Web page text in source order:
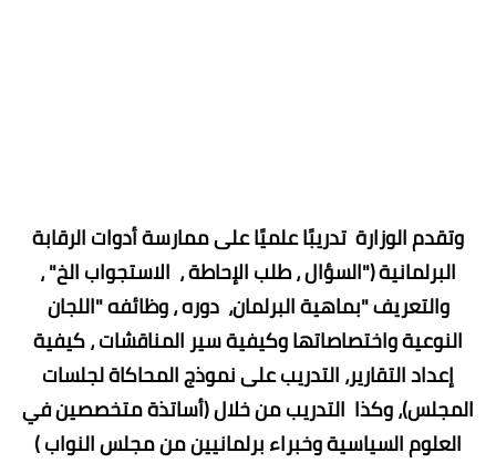
وتقدم الوزارة تدريبًا علميًا على ممارسة أدوات الرقابة
البرلمانية ("السؤال ، طلب الإحاطة ، الاستجواب الخ" ،
والتعريف "بماهية البرلمان، دوره ، وظائفه "اللجان
النوعية واختصاصاتها وكيفية سير المناقشات ، كيفية
إعداد التقارير، التدريب على نموذج المحاكاة لجلسات
المجلس)، وكذا التدريب من خلال (أساتذة متخصصين في
العلوم السياسية وخبراء برلمانيين من مجلس النواب )